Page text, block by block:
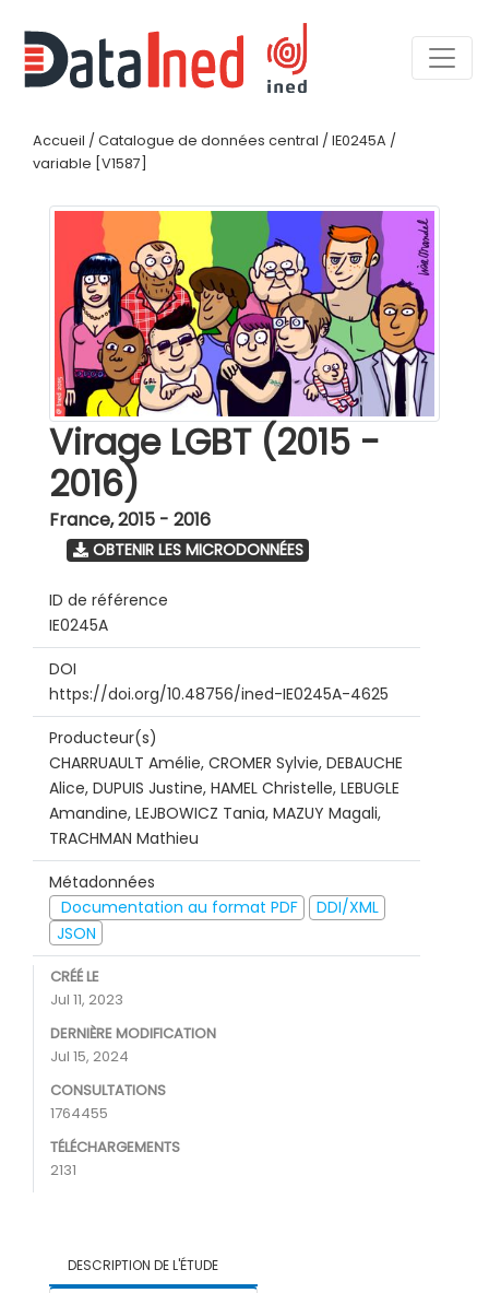
Accueil / Catalogue de données central / IE0245A /
variable [V1587]
Virage LGBT (2015 -
2016)
France,2015 - 2016
OBTENIR LES MICRODONNÉES
ID de référence
IE0245A
DOI
https://doi.org/10.48756/ined-IE0245A-4625
Producteur(s)
CHARRUAULT Amélie, CROMER Sylvie, DEBAUCHE
Alice, DUPUIS Justine, HAMEL Christelle, LEBUGLE
Amandine, LEJBOWICZ Tania, MAZUY Magali,
TRACHMAN Mathieu
Métadonnées
Documentation au format PDF
DDI/XML
JSON
CRÉÉ LE
Jul 11, 2023
DERNIÈRE MODIFICATION
Jul 15, 2024
CONSULTATIONS
1764455
TÉLÉCHARGEMENTS
2131
DESCRIPTION DE L'ÉTUDE